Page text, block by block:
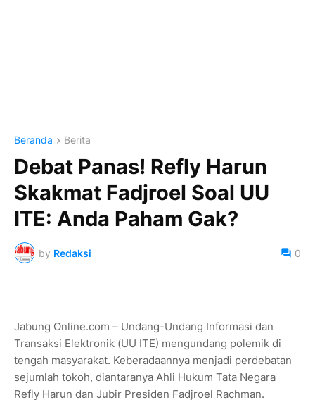
Beranda Berita
Debat Panas! Refly Harun
Skakmat Fadjroel Soal UU
ITE: Anda Paham Gak?
by Redaksi 0
Jabung Online.com – Undang-Undang Informasi dan
Transaksi Elektronik (UU ITE) mengundang polemik di
tengah masyarakat. Keberadaannya menjadi perdebatan
sejumlah tokoh, diantaranya Ahli Hukum Tata Negara
Refly Harun dan Jubir Presiden Fadjroel Rachman.